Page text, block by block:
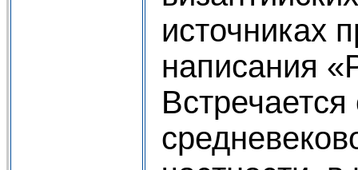
источниках
написания